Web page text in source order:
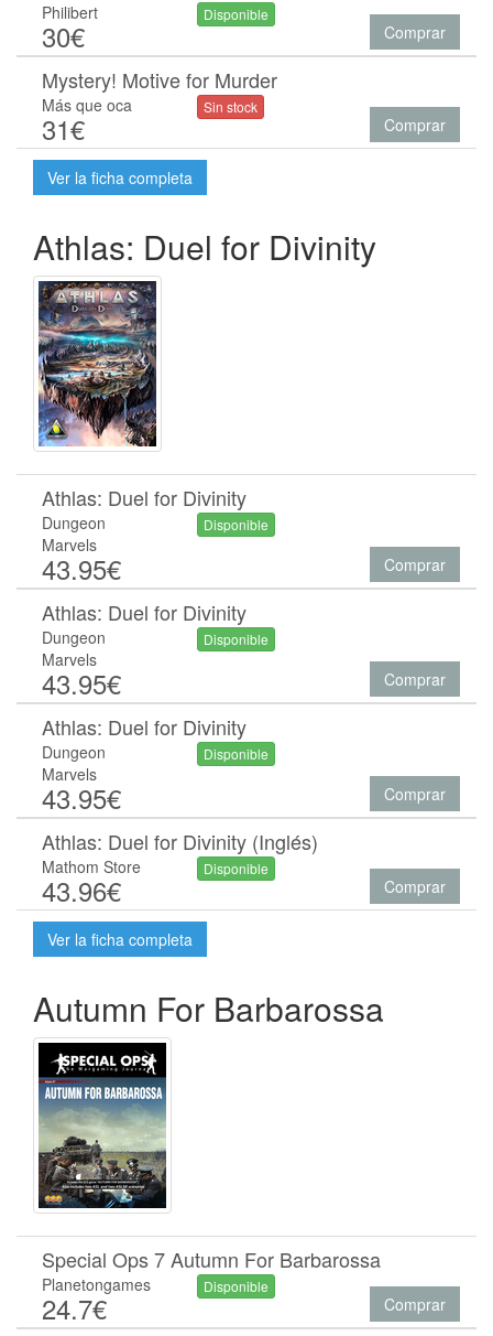
Philibert
30€
Disponible
Comprar
Mystery! Motive for Murder
Más que oca
31€
Sin stock
Comprar
Ver la ficha completa
Athlas: Duel for Divinity
Athlas: Duel for Divinity
Dungeon
Marvels
43.95€
Disponible
Comprar
Athlas: Duel for Divinity
Dungeon
Marvels
43.95€
Disponible
Comprar
Athlas: Duel for Divinity
Dungeon
Marvels
43.95€
Disponible
Comprar
Athlas: Duel for Divinity (Inglés)
Mathom Store
43.96€
Disponible
Comprar
Ver la ficha completa
Autumn For Barbarossa
Special Ops 7 Autumn For Barbarossa
Planetongames
24.7€
Disponible
Comprar